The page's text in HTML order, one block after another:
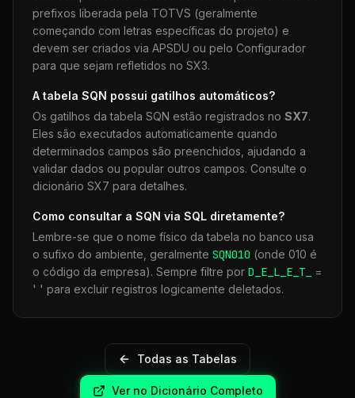
prefixos liberada pela TOTVS (geralmente
começando com letras específicas do projeto) e
devem ser criados via APSDU ou pelo Configurador
para que sejam refletidos no SX3.
A tabela SQN possui gatilhos automáticos?
Os gatilhos da tabela SQN estão registrados no SX7.
Eles são executados automaticamente quando
determinados campos são preenchidos, ajudando a
validar dados ou popular outros campos. Consulte o
dicionário SX7 para detalhes.
Como consultar a SQN via SQL diretamente?
Lembre-se que o nome físico da tabela no banco usa
o sufixo do ambiente, geralmente SQN010 (onde 010 é
o código da empresa). Sempre filtre por D_E_L_E_T_
=
' ' para excluir registros logicamente deletados.
Todas as Tabelas
Ver no Dicionário Completo